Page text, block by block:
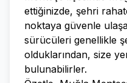
ettiğinizde, şehri
noktaya güvenle
sürücüleri genellikle
olduklarından, size
bulunabilirler.